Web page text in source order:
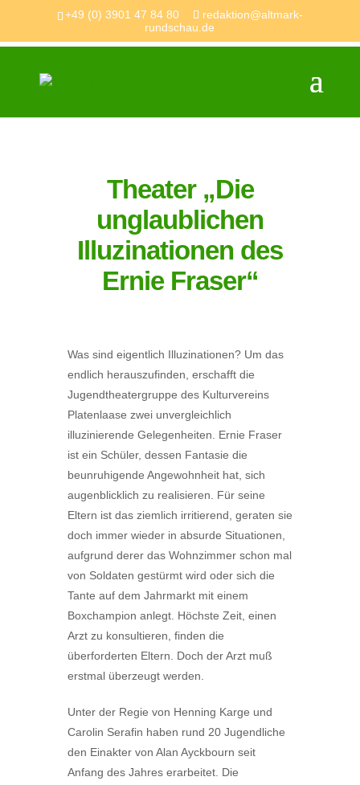
+49 (0) 3901 47 84 80
redaktion@altmark-
rundschau.de
Theater „Die
unglaublichen
Illuzinationen des
Ernie Fraser“
Was sind eigentlich Illuzinationen? Um das
endlich herauszufinden, erschafft die
Jugendtheatergruppe des Kulturvereins
Platenlaase zwei unvergleichlich
illuzinierende Gelegenheiten. Ernie Fraser
ist ein Schüler, dessen Fantasie die
beunruhigende Angewohnheit hat, sich
augenblicklich zu realisieren. Für seine
Eltern ist das ziemlich irritierend, geraten sie
doch immer wieder in absurde Situationen,
aufgrund derer das Wohnzimmer schon mal
von Soldaten gestürmt wird oder sich die
Tante auf dem Jahrmarkt mit einem
Boxchampion anlegt. Höchste Zeit, einen
Arzt zu konsultieren, finden die
überforderten Eltern. Doch der Arzt muß
erstmal überzeugt werden.
Unter der Regie von Henning Karge und
Carolin Serafin haben rund 20 Jugendliche
den Einakter von Alan Ayckbourn seit
Anfang des Jahres erarbeitet. Die